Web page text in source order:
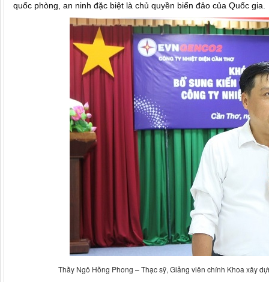
quốc phòng, an ninh đặc biệt là chủ quyền biển đảo của Quốc gia.
Thầy Ngô Hồng Phong – Thạc sỹ, Giảng viên chính Khoa xây